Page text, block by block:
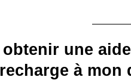
une
à mon